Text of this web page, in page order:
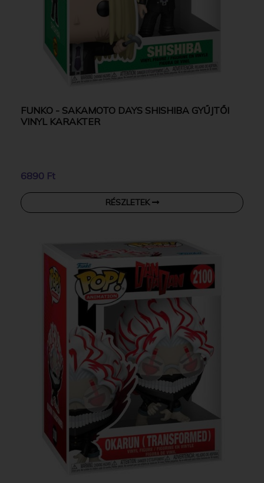
FUNKO - SAKAMOTO DAYS SHISHIBA GYŰJTŐI
VINYL KARAKTER
6890 Ft
RÉSZLETEK